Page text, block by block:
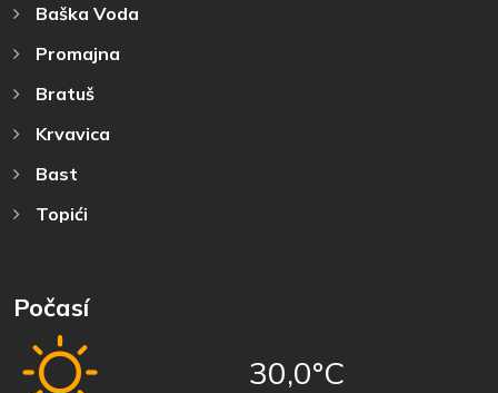
Baška Voda
Promajna
Bratuš
Krvavica
Bast
Topići
Počasí
30,0°C